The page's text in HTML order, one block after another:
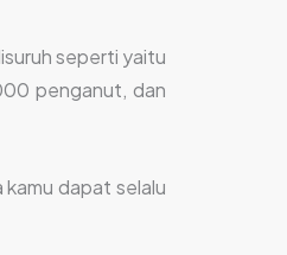
seperti yaitu
penganut, dan
kamu dapat selalu